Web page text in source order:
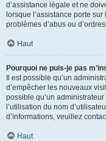
d’assistance légale et ne
lorsque l’assistance porte
problèmes d’abus ou
Haut
Pourquoi ne puis-je pas
Il est possible qu’un
d’empêcher les nouveaux
possible qu’un
l’utilisation du nom
d’informations, veuillez
Haut